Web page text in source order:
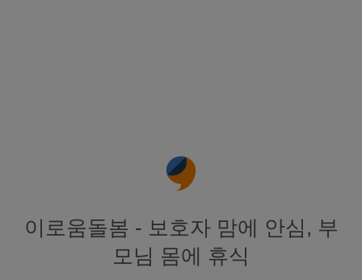
이로움돌봄 - 보호자 맘에 안심, 부
모님 몸에 휴식